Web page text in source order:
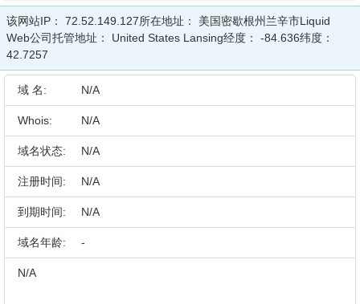
该网站IP： 72.52.149.127所在地址： 美国密歇根州兰辛市Liquid
Web公司托管地址： United States Lansing经度： -84.636纬度：
42.7257
域 名: N/A
Whois: N/A
域名状态: N/A
注册时间: N/A
到期时间: N/A
域名年龄: -
N/A